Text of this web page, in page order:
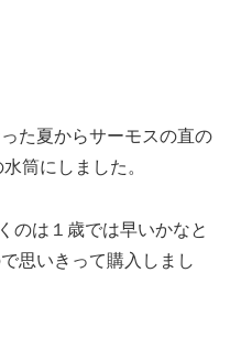
た夏からサーモスの直の
筒にしました。
のは１歳では早いかなと
思いきって購入しまし